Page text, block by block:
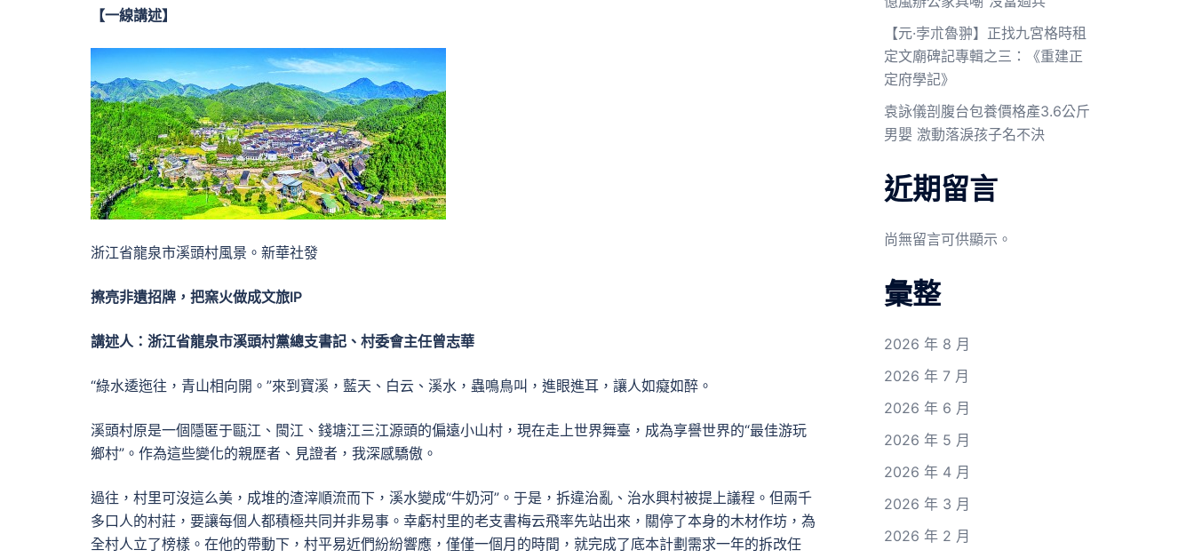
【一線講述】
浙江省龍泉市溪頭村風景。新華社發
擦亮非遺招牌，把窯火做成文旅IP
講述人：浙江省龍泉市溪頭村黨總支書記、村委會主任曾志華
“綠水逶迤往，青山相向開。”來到寶溪，藍天、白云、溪水，蟲鳴鳥叫，進眼進耳，讓人如癡如醉。
溪頭村原是一個隱匿于甌江、閩江、錢塘江三江源頭的偏遠小山村，現在走上世界舞臺，成為享譽世界的“最佳游玩
鄉村”。作為這些變化的親歷者、見證者，我深感驕傲。
過往，村里可沒這么美，成堆的渣滓順流而下，溪水變成“牛奶河”。于是，拆違治亂、治水興村被提上議程。但兩千
多口人的村莊，要讓每個人都積極共同并非易事。幸虧村里的老支書梅云飛率先站出來，關停了本身的木材作坊，為
全村人立了榜樣。在他的帶動下，村平易近們紛紛響應，僅僅一個月的時間，就完成了底本計劃需求一年的拆改任
【元·孛朮魯翀】正找九宮格時租
定文廟碑記專輯之三：《重建正
定府學記》
袁詠儀剖腹台包養價格產3.6公斤
男嬰 激動落淚孩子名不決
近期留言
尚無留言可供顯示。
彙整
2026 年 8 月
2026 年 7 月
2026 年 6 月
2026 年 5 月
2026 年 4 月
2026 年 3 月
2026 年 2 月